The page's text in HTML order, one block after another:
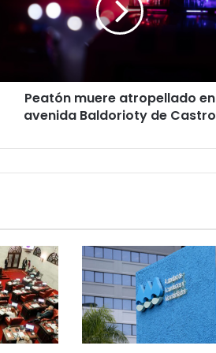
Peatón muere atropellado en
avenida Baldorioty de Castro